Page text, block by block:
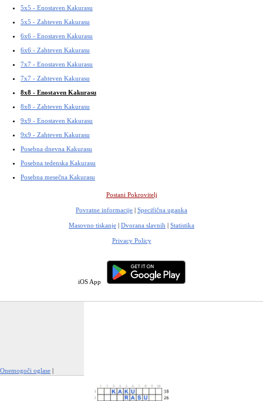
5x5 - Enostaven Kakurasu
5x5 - Zahteven Kakurasu
6x6 - Enostaven Kakurasu
6x6 - Zahteven Kakurasu
7x7 - Enostaven Kakurasu
7x7 - Zahteven Kakurasu
8x8 - Enostaven Kakurasu
8x8 - Zahteven Kakurasu
9x9 - Enostaven Kakurasu
9x9 - Zahteven Kakurasu
Posebna dnevna Kakurasu
Posebna tedenska Kakurasu
Posebna mesečna Kakurasu
Postani Pokrovitelj
Povratne informacije | Specifična uganka
Masovno tiskanje | Dvorana slavnih | Statistika
Privacy Policy
iOS App
Onemogoči oglase |